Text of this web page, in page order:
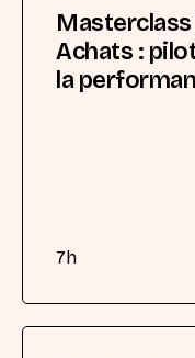
Achats :
la
7h